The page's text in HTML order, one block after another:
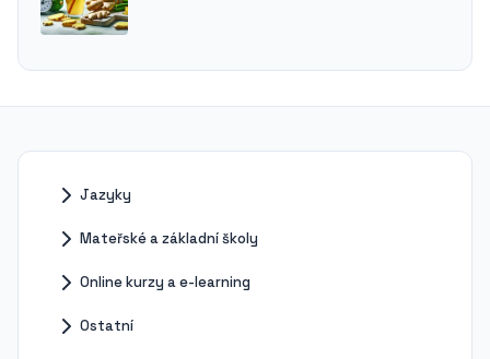
Jazyky
Mateřské a základní školy
Online kurzy a e-learning
Ostatní